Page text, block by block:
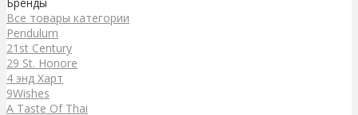
Все товары категории
Pendulum
21st Century
29 St. Honore
4 энд Харт
9Wishes
A Taste Of Thai